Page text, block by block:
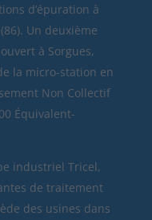
d’épuration à
Un deuxième
à Sorgues,
la micro-station en
Non Collectif
Équivalent-
industriel Tricel,
de traitement
des usines dans